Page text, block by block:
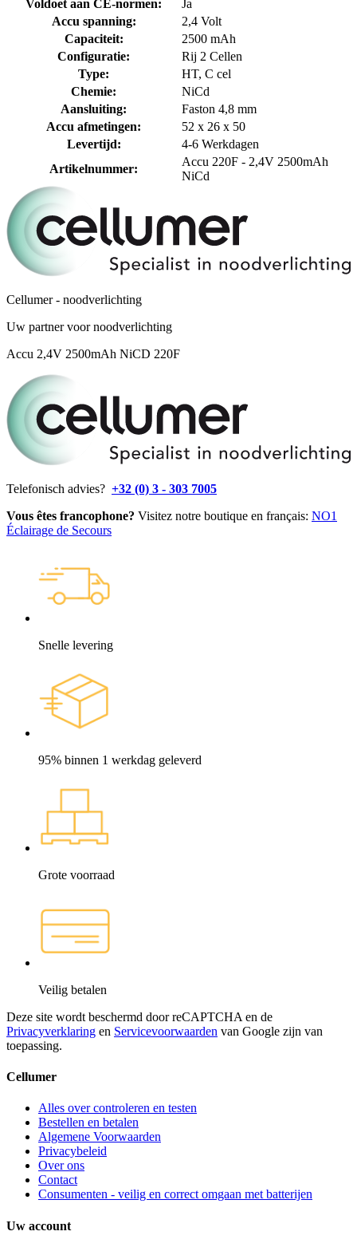
Voldoet aan CE-normen:
Ja
Accu spanning:
2,4 Volt
Capaciteit:
2500 mAh
Configuratie:
Rij 2 Cellen
Type:
HT, C cel
Chemie:
NiCd
Aansluiting:
Faston 4,8 mm
Accu afmetingen:
52 x 26 x 50
Levertijd:
4-6 Werkdagen
Artikelnummer:
Accu 220F - 2,4V 2500mAh
NiCd
Cellumer - noodverlichting
Uw partner voor noodverlichting
Accu 2,4V 2500mAh NiCD 220F
Telefonisch advies? +32 (0) 3 - 303 7005
Vous êtes francophone? Visitez notre boutique en français: NO1
Éclairage de Secours
Snelle levering
95% binnen 1 werkdag geleverd
Grote voorraad
Veilig betalen
Deze site wordt beschermd door reCAPTCHA en de
Privacyverklaring en Servicevoorwaarden van Google zijn van
toepassing.
Cellumer
Alles over controleren en testen
Bestellen en betalen
Algemene Voorwaarden
Privacybeleid
Over ons
Contact
Consumenten - veilig en correct omgaan met batterijen
Uw account